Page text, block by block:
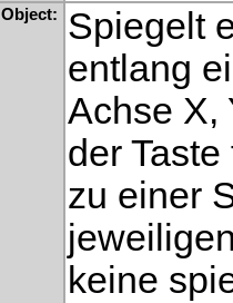
Object:
Spiegelt
entlang
Achse X,
der
zu einer
keine